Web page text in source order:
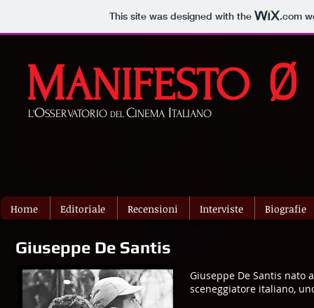
This site was designed with the .com
MANIFESTO Ø
L'OSSERVATORIO DEL CINEMA ITALIANO
Home Editoriale Recensioni Interviste Biografie
Giuseppe De Santis
Giuseppe De Santis nato
sceneggiatore italiano,